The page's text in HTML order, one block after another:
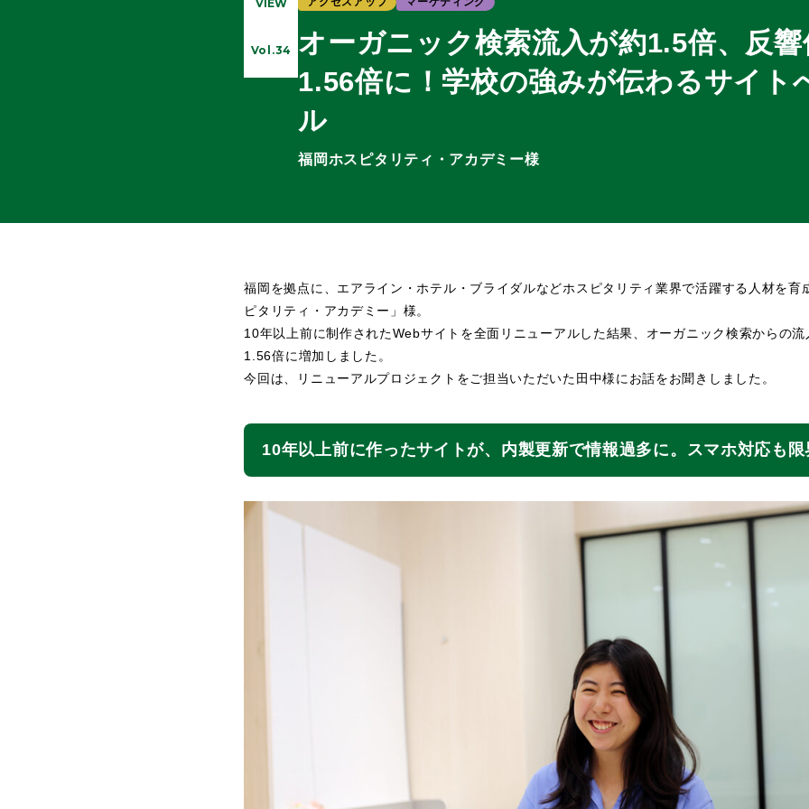
VIEW
Vol.34
オーガニック検索流入が約1.5倍、反
1.56倍に！学校の強みが伝わるサイト
ル
福岡ホスピタリティ・アカデミー様
福岡を拠点に、エアライン・ホテル・ブライダルなどホスピタリティ業界で活躍する人材を育
ピタリティ・アカデミー」様。
10年以上前に制作されたWebサイトを全面リニューアルした結果、オーガニック検索からの
1.56倍に増加しました。
今回は、リニューアルプロジェクトをご担当いただいた田中様にお話をお聞きしました。
10年以上前に作ったサイトが、内製更新で情報過多に。スマホ対応も